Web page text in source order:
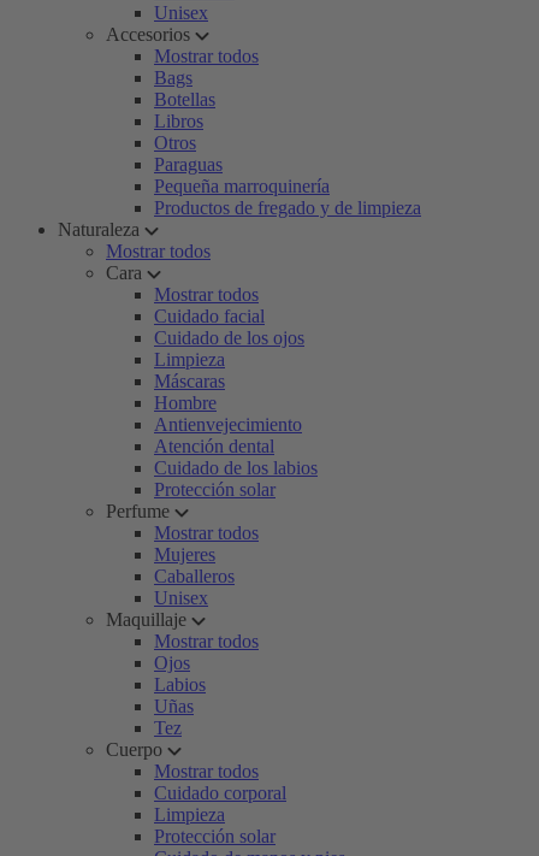
Unisex
Accesorios
Mostrar todos
Bags
Botellas
Libros
Otros
Paraguas
Pequeña marroquinería
Productos de fregado y de limpieza
Naturaleza
Mostrar todos
Cara
Mostrar todos
Cuidado facial
Cuidado de los ojos
Limpieza
Máscaras
Hombre
Antienvejecimiento
Atención dental
Cuidado de los labios
Protección solar
Perfume
Mostrar todos
Mujeres
Caballeros
Unisex
Maquillaje
Mostrar todos
Ojos
Labios
Uñas
Tez
Cuerpo
Mostrar todos
Cuidado corporal
Limpieza
Protección solar